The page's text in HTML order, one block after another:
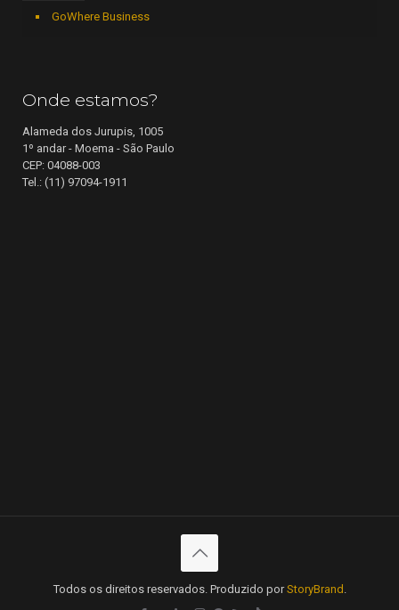
GoWhere Business
Onde estamos?
Alameda dos Jurupis, 1005
1º andar - Moema - São Paulo
CEP: 04088-003
Tel.: (11) 97094-1911
Todos os direitos reservados. Produzido porStoryBrand